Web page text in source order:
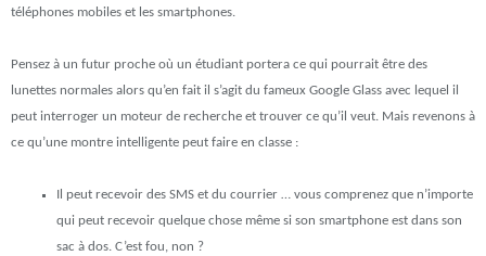
téléphones mobiles et les smartphones.
Pensez à un futur proche où un étudiant portera ce qui pourrait être des
lunettes normales alors qu’en fait il s’agit du fameux Google Glass avec lequel il
peut interroger un moteur de recherche et trouver ce qu’il veut. Mais revenons à
ce qu’une montre intelligente peut faire en classe :
Il peut recevoir des SMS et du courrier … vous comprenez que n’importe
qui peut recevoir quelque chose même si son smartphone est dans son
sac à dos. C’est fou, non ?